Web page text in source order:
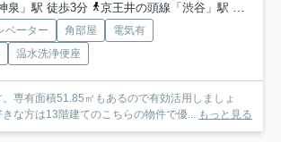
泉」駅 徒歩3分
京王井の頭線「渋谷」駅 徒歩8分
ベーター 角部屋
電気有
温水洗浄便座
専有面積51.85㎡もあるので有効活用しましょ
な方は13階建てのこちらの物件で優... もっと見る